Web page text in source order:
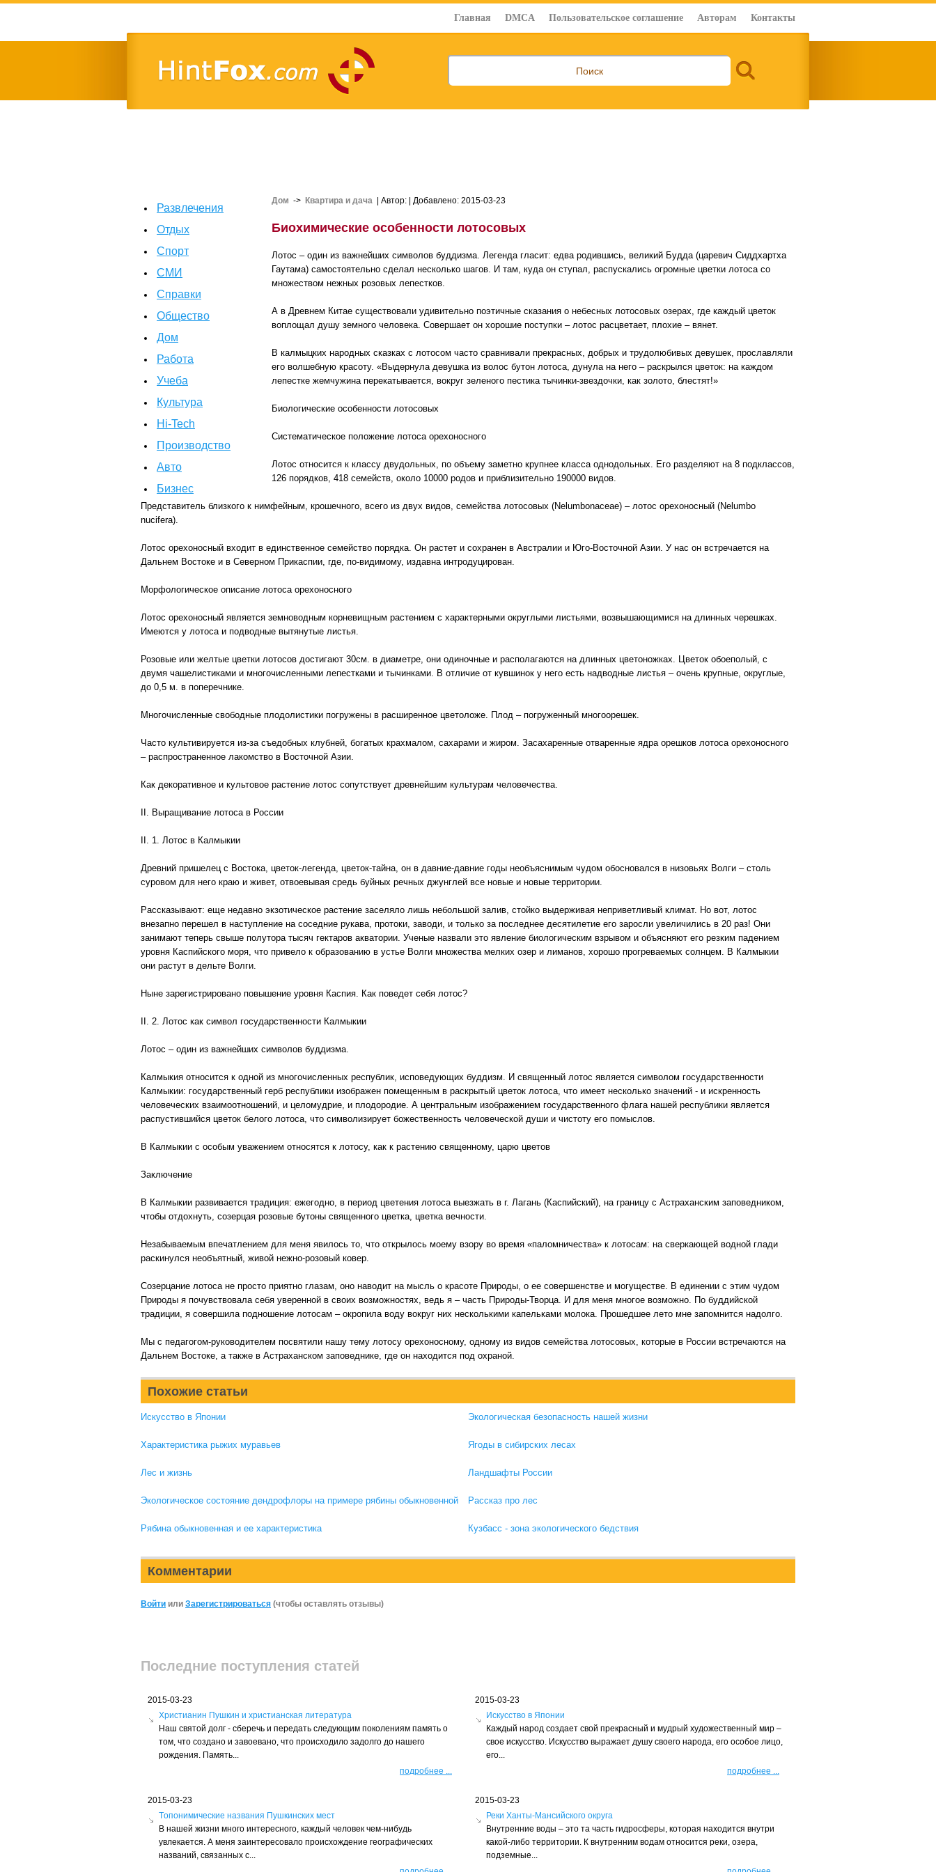
Главная DMCA Пользовательское соглашение Авторам Контакты
Развлечения
Отдых
Спорт
СМИ
Справки
Общество
Дом
Работа
Учеба
Культура
Hi-Tech
Производство
Авто
Бизнес
Дом -> Квартира и дача | Автор: | Добавлено: 2015-03-23
Биохимические особенности лотосовых
Лотос – один из важнейших символов буддизма. Легенда гласит: едва родившись, великий Будда (царевич Сиддхартха
Гаутама) самостоятельно сделал несколько шагов. И там, куда он ступал, распускались огромные цветки лотоса со
множеством нежных розовых лепестков.
А в Древнем Китае существовали удивительно поэтичные сказания о небесных лотосовых озерах, где каждый цветок
воплощал душу земного человека. Совершает он хорошие поступки – лотос расцветает, плохие – вянет.
В калмыцких народных сказках с лотосом часто сравнивали прекрасных, добрых и трудолюбивых девушек, прославляли
его волшебную красоту. «Выдернула девушка из волос бутон лотоса, дунула на него – раскрылся цветок: на каждом
лепестке жемчужина перекатывается, вокруг зеленого пестика тычинки-звездочки, как золото, блестят!»
Биологические особенности лотосовых
Систематическое положение лотоса орехоносного
Лотос относится к классу двудольных, по объему заметно крупнее класса однодольных. Его разделяют на 8 подклассов,
126 порядков, 418 семейств, около 10000 родов и приблизительно 190000 видов.
Представитель близкого к нимфейным, крошечного, всего из двух видов, семейства лотосовых (Nelumbonaceae) – лотос орехоносный (Nelumbo
nucifera).
Лотос орехоносный входит в единственное семейство порядка. Он растет и сохранен в Австралии и Юго-Восточной Азии. У нас он встречается на
Дальнем Востоке и в Северном Прикаспии, где, по-видимому, издавна интродуцирован.
Морфологическое описание лотоса орехоносного
Лотос орехоносный является земноводным корневищным растением с характерными округлыми листьями, возвышающимися на длинных черешках.
Имеются у лотоса и подводные вытянутые листья.
Розовые или желтые цветки лотосов достигают 30см. в диаметре, они одиночные и располагаются на длинных цветоножках. Цветок обоеполый, с
двумя чашелистиками и многочисленными лепестками и тычинками. В отличие от кувшинок у него есть надводные листья – очень крупные, округлые,
до 0,5 м. в поперечнике.
Многочисленные свободные плодолистики погружены в расширенное цветоложе. Плод – погруженный многоорешек.
Часто культивируется из-за съедобных клубней, богатых крахмалом, сахарами и жиром. Засахаренные отваренные ядра орешков лотоса орехоносного
– распространенное лакомство в Восточной Азии.
Как декоративное и культовое растение лотос сопутствует древнейшим культурам человечества.
II. Выращивание лотоса в России
II. 1. Лотос в Калмыкии
Древний пришелец с Востока, цветок-легенда, цветок-тайна, он в давние-давние годы необъяснимым чудом обосновался в низовьях Волги – столь
суровом для него краю и живет, отвоевывая средь буйных речных джунглей все новые и новые территории.
Рассказывают: еще недавно экзотическое растение заселяло лишь небольшой залив, стойко выдерживая неприветливый климат. Но вот, лотос
внезапно перешел в наступление на соседние рукава, протоки, заводи, и только за последнее десятилетие его заросли увеличились в 20 раз! Они
занимают теперь свыше полутора тысяч гектаров акватории. Ученые назвали это явление биологическим взрывом и объясняют его резким падением
уровня Каспийского моря, что привело к образованию в устье Волги множества мелких озер и лиманов, хорошо прогреваемых солнцем. В Калмыкии
они растут в дельте Волги.
Ныне зарегистрировано повышение уровня Каспия. Как поведет себя лотос?
II. 2. Лотос как символ государственности Калмыкии
Лотос – один из важнейших символов буддизма.
Калмыкия относится к одной из многочисленных республик, исповедующих буддизм. И священный лотос является символом государственности
Калмыкии: государственный герб республики изображен помещенным в раскрытый цветок лотоса, что имеет несколько значений - и искренность
человеческих взаимоотношений, и целомудрие, и плодородие. А центральным изображением государственного флага нашей республики является
распустившийся цветок белого лотоса, что символизирует божественность человеческой души и чистоту его помыслов.
В Калмыкии с особым уважением относятся к лотосу, как к растению священному, царю цветов
Заключение
В Калмыкии развивается традиция: ежегодно, в период цветения лотоса выезжать в г. Лагань (Каспийский), на границу с Астраханским заповедником,
чтобы отдохнуть, созерцая розовые бутоны священного цветка, цветка вечности.
Незабываемым впечатлением для меня явилось то, что открылось моему взору во время «паломничества» к лотосам: на сверкающей водной глади
раскинулся необъятный, живой нежно-розовый ковер.
Созерцание лотоса не просто приятно глазам, оно наводит на мысль о красоте Природы, о ее совершенстве и могуществе. В единении с этим чудом
Природы я почувствовала себя уверенной в своих возможностях, ведь я – часть Природы-Творца. И для меня многое возможно. По буддийской
традиции, я совершила подношение лотосам – окропила воду вокруг них несколькими капельками молока. Прошедшее лето мне запомнится надолго.
Мы с педагогом-руководителем посвятили нашу тему лотосу орехоносному, одному из видов семейства лотосовых, которые в России встречаются на
Дальнем Востоке, а также в Астраханском заповеднике, где он находится под охраной.
Похожие статьи
Искусство в Японии
Характеристика рыжих муравьев
Лес и жизнь
Экологическое состояние дендрофлоры на примере рябины обыкновенной
Рябина обыкновенная и ее характеристика
Экологическая безопасность нашей жизни
Ягоды в сибирских лесах
Ландшафты России
Рассказ про лес
Кузбасс - зона экологического бедствия
Комментарии
Войти или Зарегистрироваться (чтобы оставлять отзывы)
Последние поступления статей
2015-03-23
Христианин Пушкин и христианская литература
Наш святой долг - сберечь и передать следующим поколениям память о
том, что создано и завоевано, что происходило задолго до нашего
рождения. Память...
подробнее ...
2015-03-23
Искусство в Японии
Каждый народ создает свой прекрасный и мудрый художественный мир –
свое искусство. Искусство выражает душу своего народа, его особое лицо,
его...
подробнее ...
2015-03-23
Tопонимические названия Пушкинских мест
В нашей жизни много интересного, каждый человек чем-нибудь
увлекается. А меня заинтересовало происхождение географических
названий, связанных с...
2015-03-23
Реки Ханты-Мансийского округа
Внутренние воды – это та часть гидросферы, которая находится внутри
какой-либо территории. К внутренним водам относится реки, озера,
подземные...